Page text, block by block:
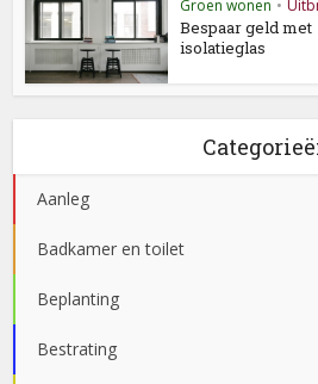
Groen wonen •
Bespaar geld met
isolatieglas
Aanleg
Badkamer en toilet
Beplanting
Bestrating